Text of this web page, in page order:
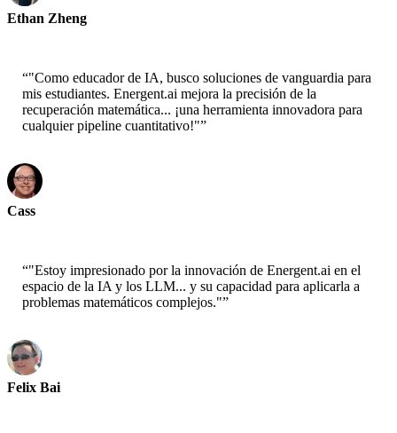
Ethan Zheng
“"Como educador de IA, busco soluciones de vanguardia para
mis estudiantes. Energent.ai mejora la precisión de la
recuperación matemática... ¡una herramienta innovadora para
cualquier pipeline cuantitativo!"”
Cass
“"Estoy impresionado por la innovación de Energent.ai en el
espacio de la IA y los LLM... y su capacidad para aplicarla a
problemas matemáticos complejos."”
Felix Bai